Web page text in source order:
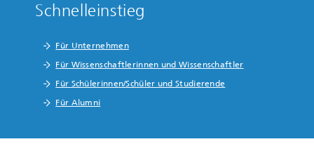
Schnelleinstieg
Für Unternehmen
Für Wissenschaftlerinnen und Wissenschaftler
Für Schülerinnen/Schüler und Studierende
Für Alumni